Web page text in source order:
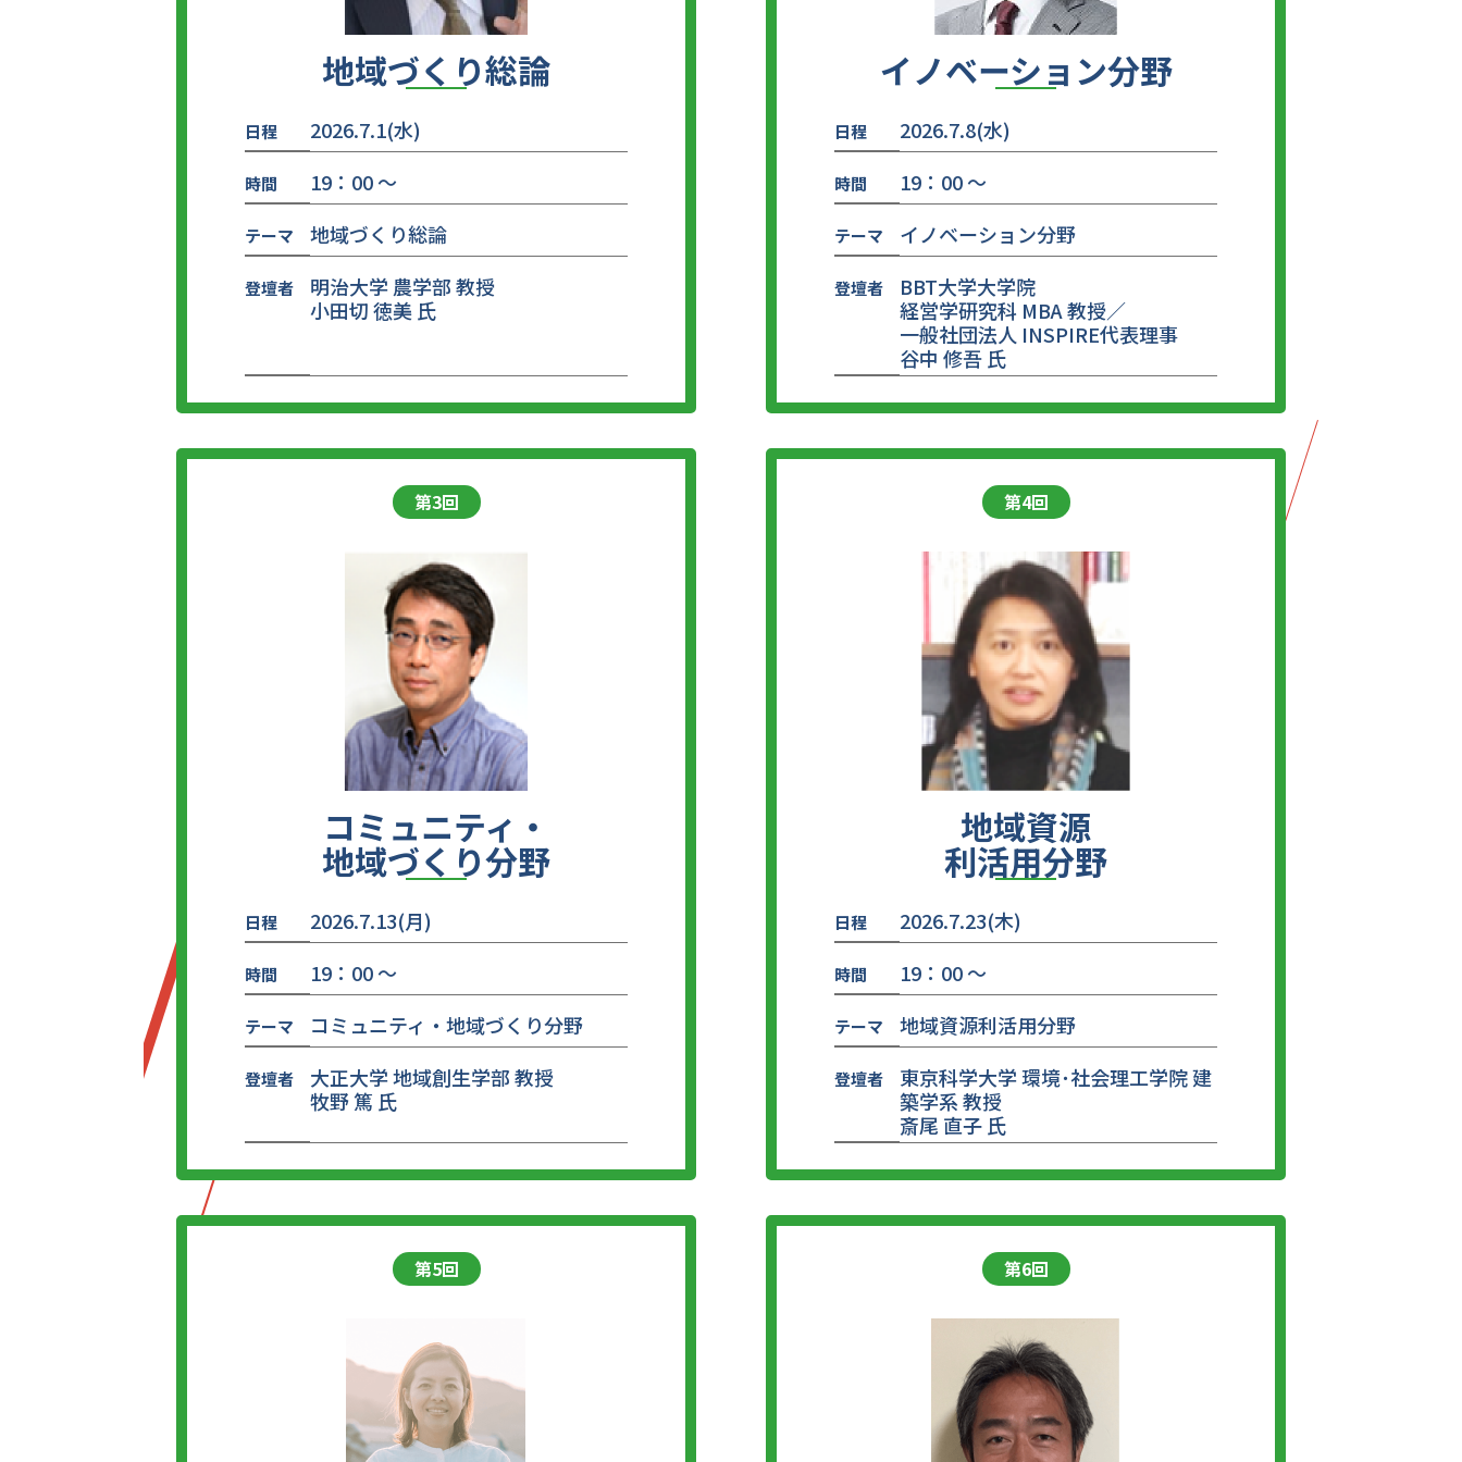
地域づくり総論
日程 2026.7.1(水)
時間 19：00 ～
テーマ 地域づくり総論
登壇者
明治大学 農学部 教授
小田切 徳美 氏
イノベーション分野
日程 2026.7.8(水)
時間 19：00 ～
テーマ イノベーション分野
登壇者
BBT大学大学院
経営学研究科 MBA 教授／
一般社団法人 INSPIRE代表理事
谷中 修吾 氏
第3回
コミュニティ・
地域づくり分野
日程 2026.7.13(月)
時間 19：00 ～
テーマ コミュニティ・地域づくり分野
登壇者
大正大学 地域創生学部 教授
牧野 篤 氏
第4回
地域資源
利活用分野
日程 2026.7.23(木)
時間 19：00 ～
テーマ 地域資源利活用分野
登壇者
東京科学大学 環境･社会理工学院 建
築学系 教授
斎尾 直子 氏
第5回 第6回